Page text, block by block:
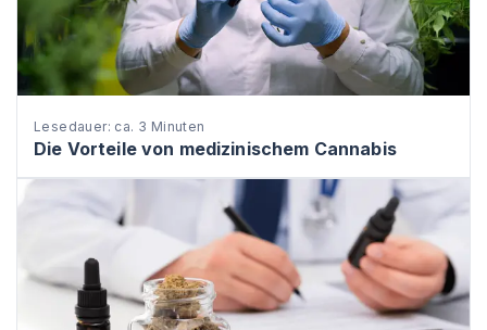
Lesedauer: ca. 3 Minuten
Die Vorteile von medizinischem Cannabis